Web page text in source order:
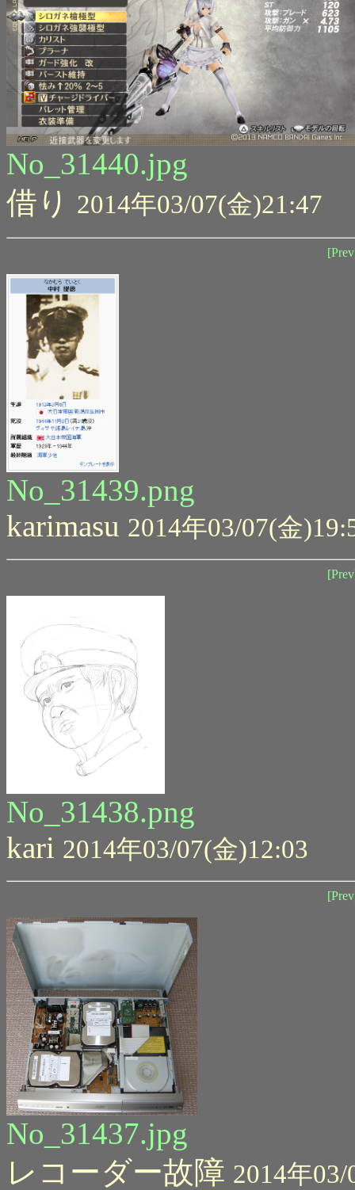
No_31440.jpg
借り
2014年03/07(金)21:47
No_31439.png
karimasu 2014年03/07(金
No_31438.png
kari 2014年03/07(金)12:03
No_31437.jpg
レコーダー故障 2014年